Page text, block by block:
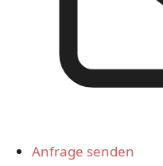
Anfrage senden